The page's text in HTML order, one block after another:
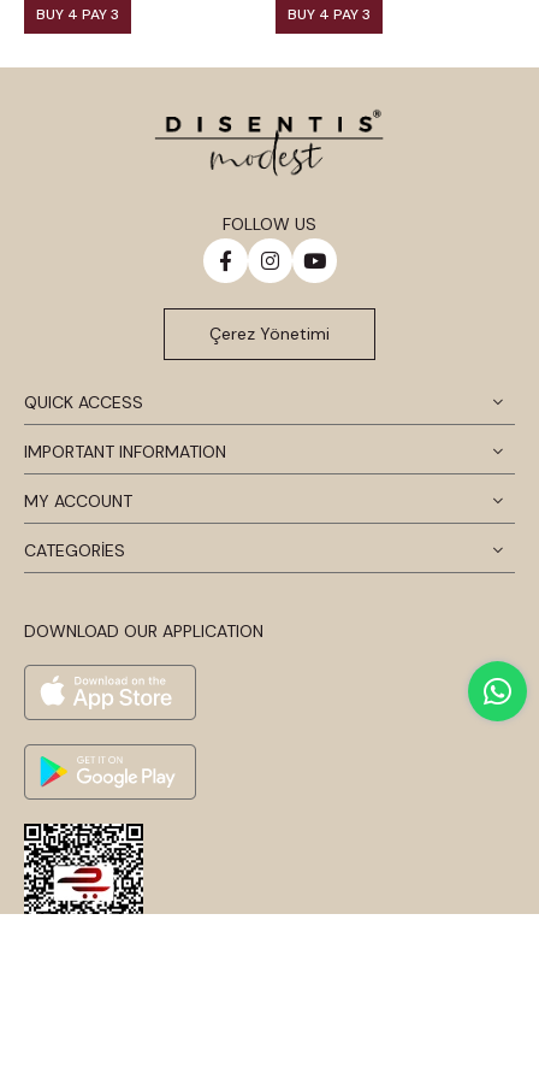
BUY 4 PAY 3 BUY 4 PAY 3
QUICK ACCESS
IMPORTANT INFORMATION
MY ACCOUNT
CATEGORİES
DOWNLOAD OUR APPLICATION
FOLLOW US
Çerez Yönetimi